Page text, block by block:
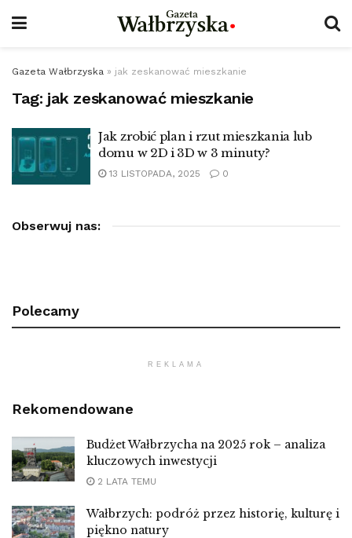
Gazeta Wałbrzyska » jak zeskanować mieszkanie
Tag: jak zeskanować mieszkanie
Jak zrobić plan i rzut mieszkania lub
domu w 2D i 3D w 3 minuty?
13 LISTOPADA, 2025 0
Obserwuj nas:
Polecamy
REKLAMA
Rekomendowane
Budżet Wałbrzycha na 2025 rok – analiza
kluczowych inwestycji
2 LATA TEMU
Wałbrzych: podróż przez historię, kulturę i
piękno natury